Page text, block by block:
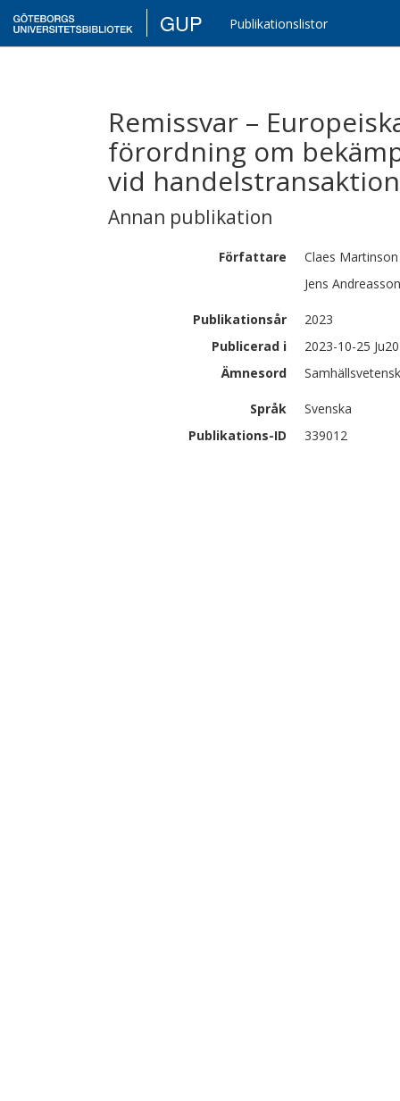
GUP Publikationslistor
Remissvar –
förordning om
vid
Annan publikation
Författare Claes Martinson
Jens Andreasson
Publikationsår
2023
Publicerad i
2023-10-25
Ämnesord
Språk
Svenska
Publikations-ID
339012